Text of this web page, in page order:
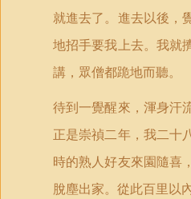
就進去了。進去以後，
地招手要我上去。我就
講，眾僧都跪地而聽。
待到一覺醒來，渾身汗
正是崇禎二年，我二十
時的熟人好友來園隨喜
脫塵出家。從此百里以